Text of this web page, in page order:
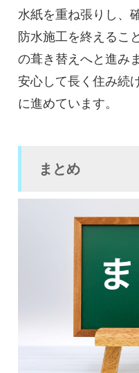
水紙を重ね張りし、
防水施工を終えるこ
の葺き替えへと進み
安心して長く住み続
に進めています。
まとめ